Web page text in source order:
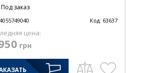
Под заказ
4055749040 Код: 63637
цена:
грн